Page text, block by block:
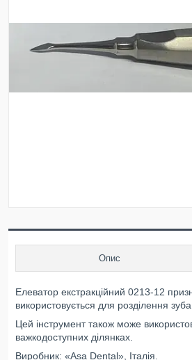
Опис
Елеватор екстракційний 0213-12
використовується для розділення
Цей інструмент також може
важкодоступних ділянках.
Виробник: «Asa Dental», Італія.